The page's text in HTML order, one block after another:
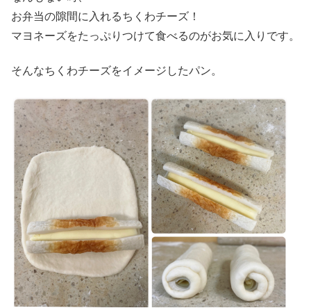
お弁当の隙間に入れるちくわチーズ！
マヨネーズをたっぷりつけて食べるのがお気に入りです。
そんなちくわチーズをイメージしたパン。